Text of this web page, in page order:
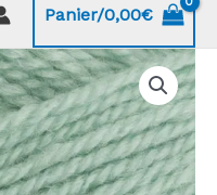
Panier/0,00€